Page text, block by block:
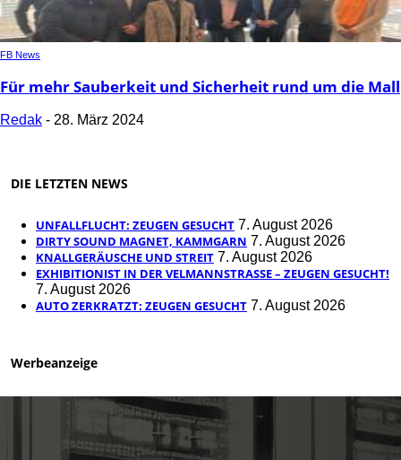
FB News
Für mehr Sauberkeit und Sicherheit rund um die Mall
Redak - 28. März 2024
DIE LETZTEN NEWS
UNFALLFLUCHT: ZEUGEN GESUCHT 7. August 2026
DIRTY SOUND MAGNET, KAMMGARN 7. August 2026
KNALLGERÄUSCHE UND STREIT 7. August 2026
EXHIBITIONIST IN DER VELMANNSTRASSE – ZEUGEN GESUCHT!
7. August 2026
AUTO ZERKRATZT: ZEUGEN GESUCHT 7. August 2026
Werbeanzeige